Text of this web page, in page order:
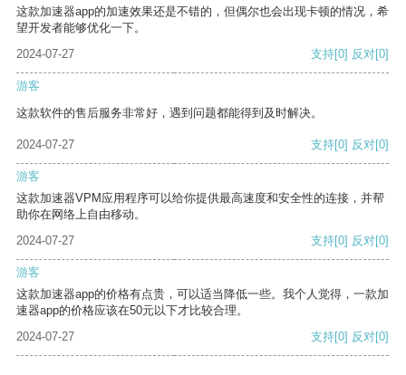
这款加速器app的加速效果还是不错的，但偶尔也会出现卡顿的情况，希
望开发者能够优化一下。
2024-07-27
支持[0] 反对[0]
游客
这款软件的售后服务非常好，遇到问题都能得到及时解决。
2024-07-27 支持[0] 反对[0]
游客
这款加速器VPM应用程序可以给你提供最高速度和安全性的连接，并帮
助你在网络上自由移动。
2024-07-27
支持[0] 反对[0]
游客
这款加速器app的价格有点贵，可以适当降低一些。我个人觉得，一款加
速器app的价格应该在50元以下才比较合理。
2024-07-27
支持[0] 反对[0]